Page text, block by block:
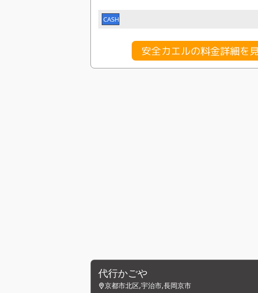
CASH
安全カエルの料金詳細を
代行かごや
京都市北区,宇治市,長岡京市